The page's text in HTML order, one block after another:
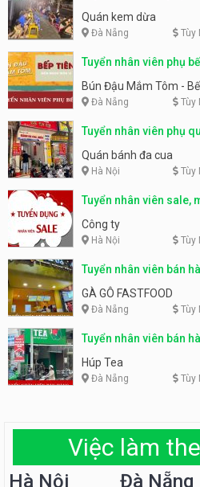
Quán kem dừa
Đà Nẵng Tùy
Tuyển nhân viên phụ
Tiên
Bún Đậu Mắm Tôm -
Đà Nẵng Tùy
Tuyển nhân viên phụ
Quán bánh đa cua
Hà Nội Tùy
Tuyển nhân viên sale,
Công ty
Hà Nội Tùy
Tuyển nhân viên bán
GÀ GÔ FASTFOOD
Đà Nẵng Tùy
Tuyển nhân viên bán
Húp Tea
Đà Nẵng Tùy
Việc làm
Hà Nội Đà Nẵng